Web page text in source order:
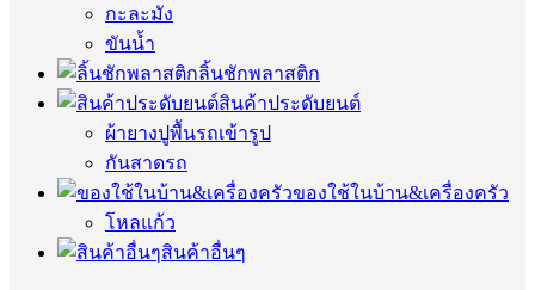
กะละมัง
ขันน้ำ
ลิ้นชักพลาสติก
สินค้าประดับยนต์
ผ้ายางปูพื้นรถเข้ารูป
กันสาดรถ
ของใช้ในบ้าน&เครื่องครัว
โหลแก้ว
สินค้าอื่นๆ